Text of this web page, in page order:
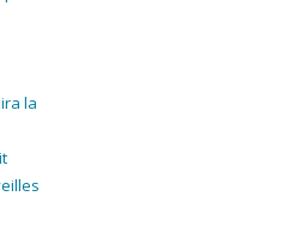
la